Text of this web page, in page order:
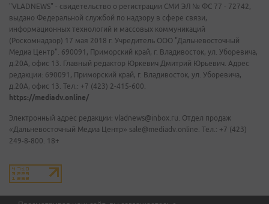
"VLADNEWS" - свидетельство о регистрации СМИ ЭЛ № ФС 77 - 72742,
выдано Федеральной службой по надзору в сфере связи,
информационных технологий и массовых коммуникаций
(Роскомнадзор) 17 мая 2018 г. Учредитель ООО "Дальневосточный
Медиа Центр". 690091, Приморский край, г. Владивосток, ул. Уборевича,
д.20А, офис 13. Главный редактор Юркевич Дмитрий Юрьевич. Адрес
редакции: 690091, Приморский край, г. Владивосток, ул. Уборевича,
д.20А, офис 13. Тел.: +7 (423) 2-415-600.
https://mediadv.online/
Электронный адрес редакции: vladnews@inbox.ru. Отдел продаж
«Дальневосточный Медиа Центр» sale@mediadv.online. Тел.: +7 (423)
249-8-800. 18+